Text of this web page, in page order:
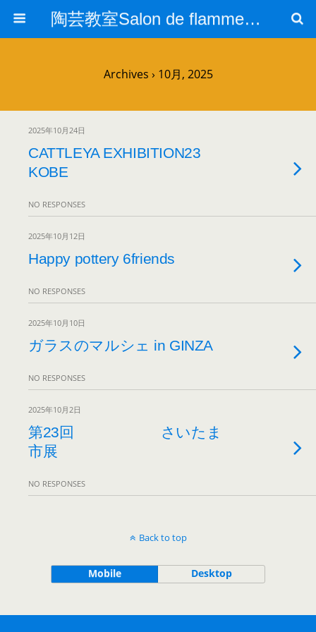
陶芸教室Salon de flamme/東川口陶芸教室/陶芸広場
Archives › 10月, 2025
2025年10月24日
CATTLEYA EXHIBITION23
KOBE
NO RESPONSES
2025年10月12日
Happy pottery 6friends
NO RESPONSES
2025年10月10日
ガラスのマルシェ in GINZA
NO RESPONSES
2025年10月2日
第23回 さいたま
市展
NO RESPONSES
Back to top
Mobile Desktop